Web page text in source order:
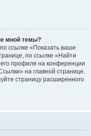
мной темы?
ссылке «Показать ваши
по ссылке «Найти
профиля на конференции
на главной странице.
страницу расширенного